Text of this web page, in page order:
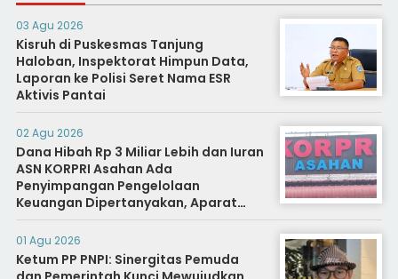
03 Agu 2026
Kisruh di Puskesmas Tanjung
Haloban, Inspektorat Himpun Data,
Laporan ke Polisi Seret Nama ESR
Aktivis Pantai
02 Agu 2026
Dana Hibah Rp 3 Miliar Lebih dan Iuran
ASN KORPRI Asahan Ada
Penyimpangan Pengelolaan
Keuangan Dipertanyakan, Aparat
Diminta Segera Usut
01 Agu 2026
Ketum PP PNPI: Sinergitas Pemuda